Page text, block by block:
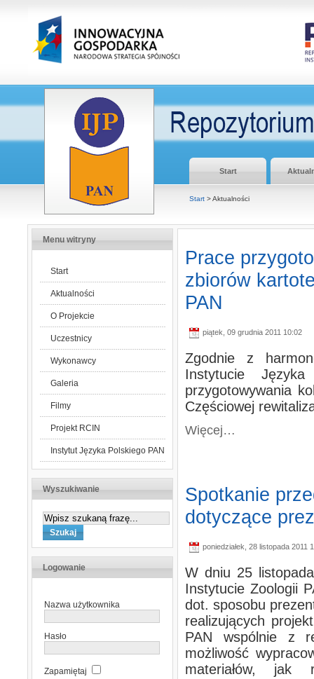
Start
Start > Aktualności
Menu witryny
Start
Aktualności
O Projekcie
Uczestnicy
Wykonawcy
Galeria
Filmy
Projekt RCIN
Instytut Języka Polskiego PAN
Wyszukiwanie
Logowanie
Nazwa użytkownika
Hasło
Zapamiętaj
Prace
zbiorów
PAN
piątek, 09 grudnia 2011 10:02
Zgodnie z
Instytucie
przygotowywania
Częściowej
Więcej…
Spotkanie
dotyczące
poniedziałek, 28 listopada 2011
W dniu 25
Instytucie Zoologii
dot. sposobu
realizujących
PAN wspólnie z
możliwość
materiałów, jak